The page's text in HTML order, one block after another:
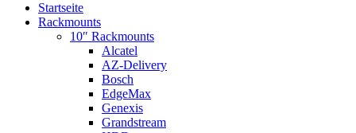
Startseite
Rackmounts
10″ Rackmounts
Alcatel
AZ-Delivery
Bosch
EdgeMax
Genexis
Grandstream